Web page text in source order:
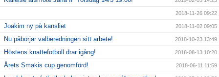
2018-11-26 09:22
Joakim ny på kansliet 2018-11-02 09:05
Nu påbörjar valberedningen sitt arbete! 2018-10-23 13:49
Höstens knattefotboll drar igång! 2018-08-13 10:20
Årets Smakis cup genomförd! 2018-06-11 11:59